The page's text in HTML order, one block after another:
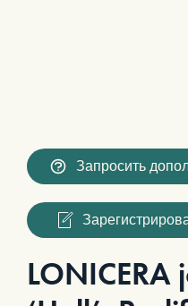
Запросить
LONICERA